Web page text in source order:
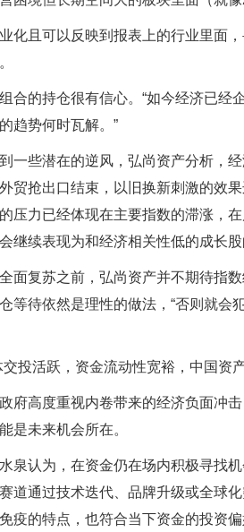
化且可以反映到报表上的行业里面
合的持仓很有信心。“如今经济已
趋势何时瓦解。”
一些潜在的逆风，弘尚资产分析，
贸抢出口结束，以旧换新刺激的效
压力已经体现在主要指数的滞涨，
继续表现为和经济相关性低的成长
面复苏之前，弘尚资产并不期待指
等待依然是理性的做法，“否则就
交投活跃，资金流动性宽裕，中国资
府高度重视内卷带来的经济负面冲
是未来机会所在。
泉认为，在资金仍在场内积极寻找
道通过技术迭代、品牌升级或全球
疫的特点，也符合当下资金的投资